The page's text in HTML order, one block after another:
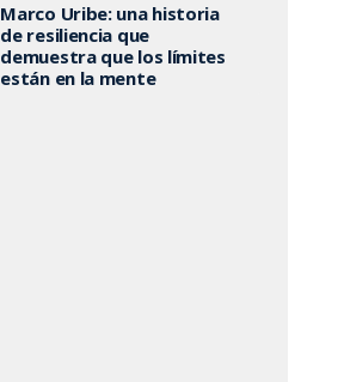
Marco Uribe: una historia
de resiliencia que
demuestra que los límites
están en la mente